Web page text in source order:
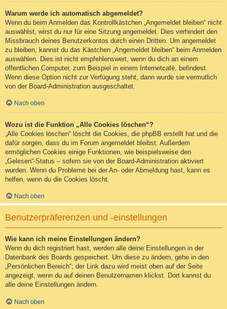
Warum werde ich automatisch abgemeldet?
Wenn du beim Anmelden das Kontrollkästchen „Angemeldet bleiben“ nicht
auswählst, wirst du nur für eine Sitzung angemeldet. Dies verhindert den
Missbrauch deines Benutzerkontos durch einen Dritten. Um angemeldet
zu bleiben, kannst du das Kästchen „Angemeldet bleiben“ beim Anmelden
auswählen. Dies ist nicht empfehlenswert, wenn du dich an einem
öffentlichen Computer, zum Beispiel in einem Internetcafé, befindest.
Wenn diese Option nicht zur Verfügung steht, dann wurde sie vermutlich
von der Board-Administration ausgeschaltet.
Nach oben
Wozu ist die Funktion „Alle Cookies löschen“?
„Alle Cookies löschen“ löscht die Cookies, die phpBB erstellt hat und die
dafür sorgen, dass du im Forum angemeldet bleibst. Außerdem
ermöglichen Cookies einige Funktionen, wie beispielsweise den
„Gelesen“-Status – sofern sie von der Board-Administration aktiviert
wurden. Wenn du Probleme bei der An- oder Abmeldung hast, kann es
helfen, wenn du die Cookies löscht.
Nach oben
Benutzerpräferenzen und -einstellungen
Wie kann ich meine Einstellungen ändern?
Wenn du dich registriert hast, werden alle deine Einstellungen in der
Datenbank des Boards gespeichert. Um diese zu ändern, gehe in den
„Persönlichen Bereich“; der Link dazu wird meist oben auf der Seite
angezeigt, wenn du auf deinen Benutzernamen klickst. Dort kannst du
alle deine Einstellungen ändern.
Nach oben